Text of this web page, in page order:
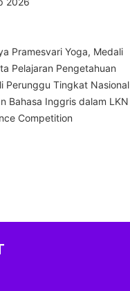
Pramesvari Yoga, Medali
Pelajaran Pengetahuan
Perunggu Tingkat Nasional
Bahasa Inggris dalam LKN
Competition